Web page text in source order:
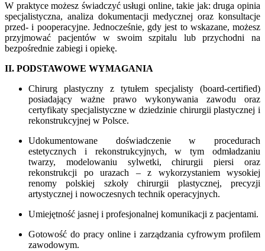
W praktyce możesz świadczyć usługi online, takie jak: druga opinia
specjalistyczna, analiza dokumentacji medycznej oraz konsultacje
przed- i pooperacyjne. Jednocześnie, gdy jest to wskazane, możesz
przyjmować pacjentów w swoim szpitalu lub przychodni na
bezpośrednie zabiegi i opiekę.
II. PODSTAWOWE WYMAGANIA
Chirurg plastyczny z tytułem specjalisty (board-certified)
posiadający ważne prawo wykonywania zawodu oraz
certyfikaty specjalistyczne w dziedzinie chirurgii plastycznej i
rekonstrukcyjnej w Polsce.
Udokumentowane doświadczenie w procedurach
estetycznych i rekonstrukcyjnych, w tym odmładzaniu
twarzy, modelowaniu sylwetki, chirurgii piersi oraz
rekonstrukcji po urazach – z wykorzystaniem wysokiej
renomy polskiej szkoły chirurgii plastycznej, precyzji
artystycznej i nowoczesnych technik operacyjnych.
Umiejętność jasnej i profesjonalnej komunikacji z pacjentami.
Gotowość do pracy online i zarządzania cyfrowym profilem
zawodowym.